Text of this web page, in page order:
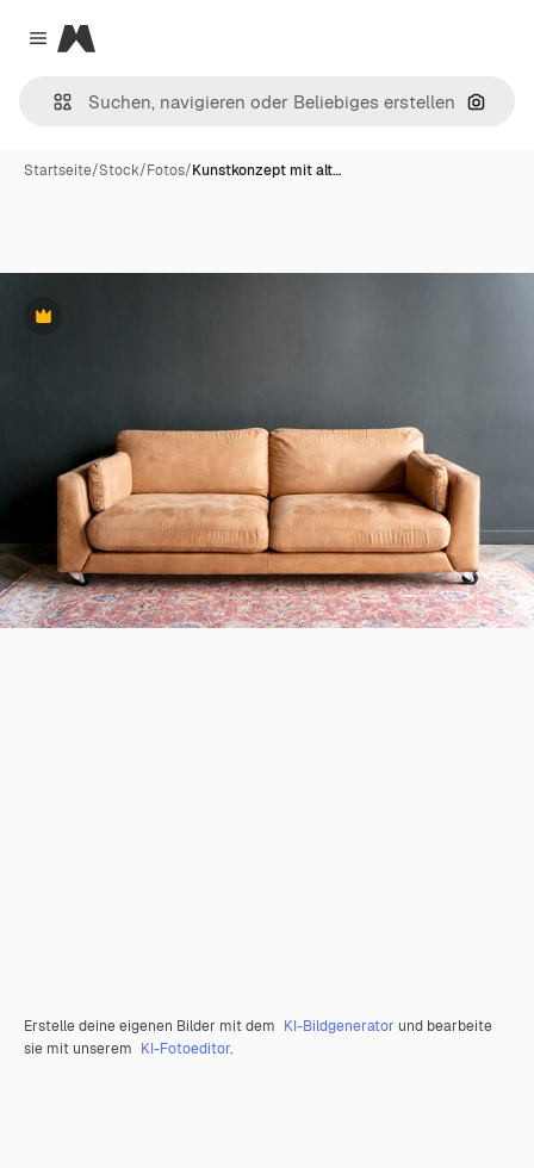
Close menu
Magnific
Nach
Startseite/Stock/Fotos/Kunstkonzept mit alt…
Premium
Erstelle deine eigenen Bilder mit dem KI-Bildgenerator und bearbeite
sie mit unserem KI-Fotoeditor.